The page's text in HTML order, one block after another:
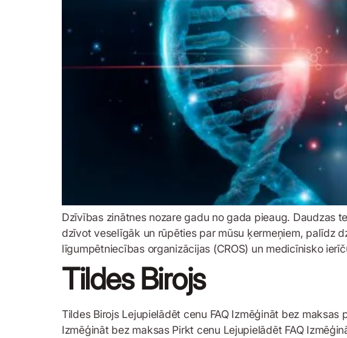
Dzīvības zinātnes nozare gadu no gada pieaug. Daudzas
dzīvot veselīgāk un rūpēties par mūsu ķermeņiem, palīdz
līgumpētniecības organizācijas (CROS) un medicīnisko
Tildes Birojs
Tildes Birojs Lejupielādēt cenu FAQ Izmēģināt bez
Izmēģināt bez maksas Pirkt cenu Lejupielādēt FAQ